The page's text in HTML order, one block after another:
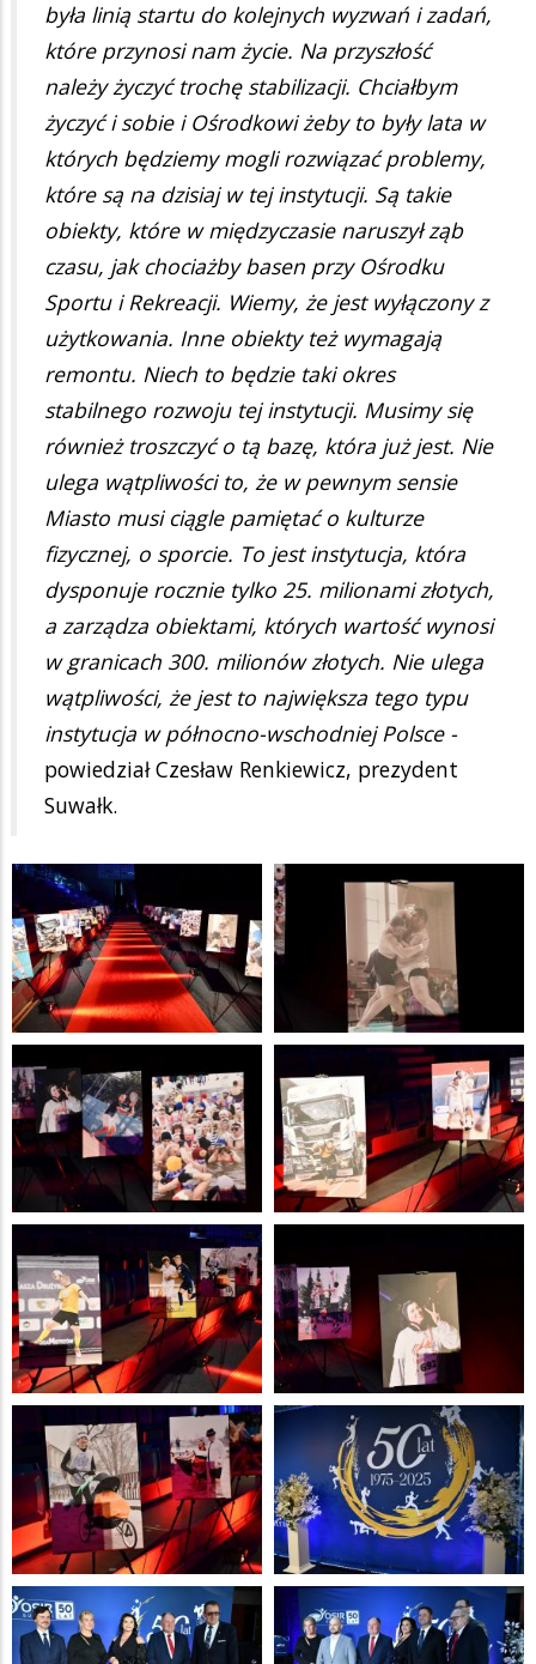
była linią startu do kolejnych wyzwań i zadań,
które przynosi nam życie. Na przyszłość
należy życzyć trochę stabilizacji. Chciałbym
życzyć i sobie i Ośrodkowi żeby to były lata w
których będziemy mogli rozwiązać problemy,
które są na dzisiaj w tej instytucji. Są takie
obiekty, które w międzyczasie naruszył ząb
czasu, jak chociażby basen przy Ośrodku
Sportu i Rekreacji. Wiemy, że jest wyłączony z
użytkowania. Inne obiekty też wymagają
remontu. Niech to będzie taki okres
stabilnego rozwoju tej instytucji. Musimy się
również troszczyć o tą bazę, która już jest. Nie
ulega wątpliwości to, że w pewnym sensie
Miasto musi ciągle pamiętać o kulturze
fizycznej, o sporcie. To jest instytucja, która
dysponuje rocznie tylko 25. milionami złotych,
a zarządza obiektami, których wartość wynosi
w granicach 300. milionów złotych. Nie ulega
wątpliwości, że jest to największa tego typu
instytucja w północno-wschodniej Polsce -
powiedział Czesław Renkiewicz, prezydent
Suwałk.